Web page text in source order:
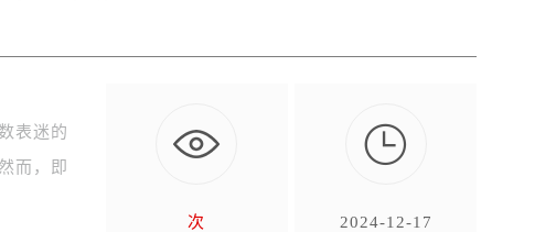
表迷的
而，即
次

2024-12-17